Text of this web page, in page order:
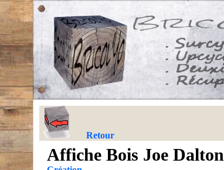
Retour
Affiche Bois Joe Dalton